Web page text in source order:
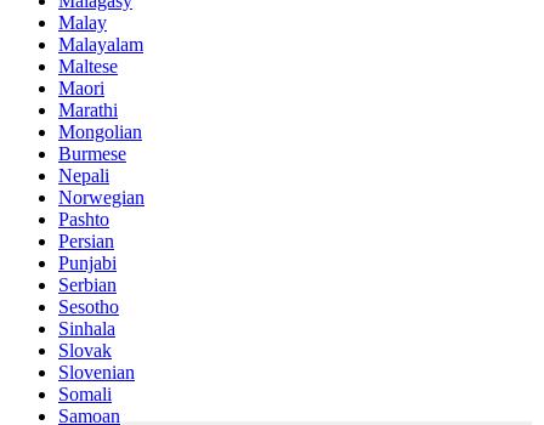
Malay
Malayalam
Maltese
Maori
Marathi
Mongolian
Burmese
Nepali
Norwegian
Pashto
Persian
Punjabi
Serbian
Sesotho
Sinhala
Slovak
Slovenian
Somali
Samoan